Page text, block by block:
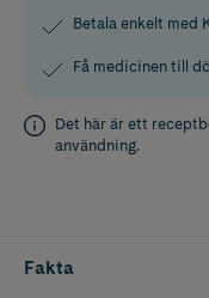
Betala enkelt med
Få medicinen till
Det här är ett
användning.
Fakta